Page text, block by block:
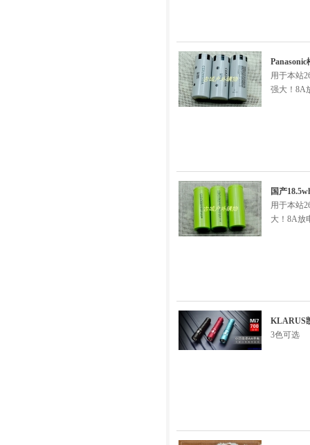
用于本站
强大！8A
国产
用于本站
大！8A放
KLARUS
3色可选